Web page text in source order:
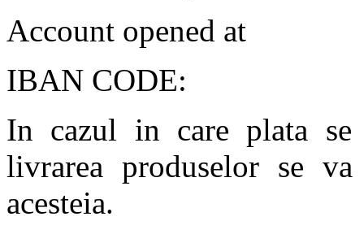
Account opened at
IBAN CODE:
In cazul in care plata se
livrarea produselor se
acesteia.